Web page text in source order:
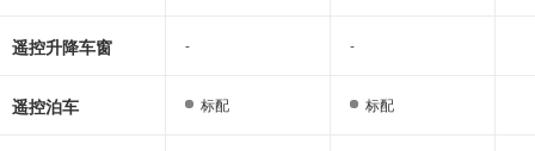
遥控升降车窗 - -
遥控泊车 标配 标配
- -
标配 标配